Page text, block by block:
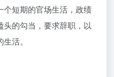
个短期的官场生活，政绩
的勾当，要求辞职，以
活。